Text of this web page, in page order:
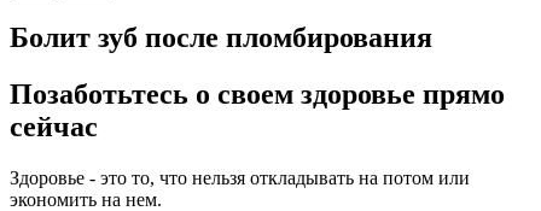
Болит зуб после пломбирования
Позаботьтесь о своем здоровье прямо
сейчас
Здоровье - это то, что нельзя откладывать на потом или
экономить на нем.